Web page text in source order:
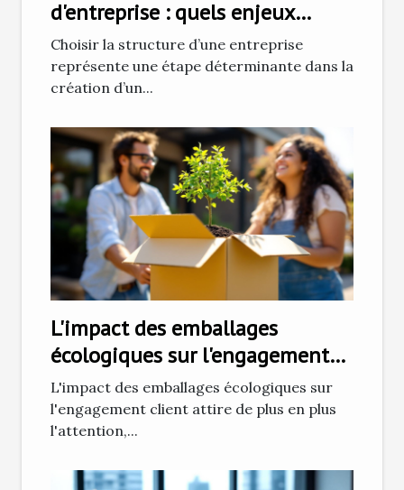
d'entreprise : quels enjeux
juridiques ?
Choisir la structure d’une entreprise
représente une étape déterminante dans la
création d’un...
L'impact des emballages
écologiques sur l'engagement
client
L'impact des emballages écologiques sur
l'engagement client attire de plus en plus
l'attention,...